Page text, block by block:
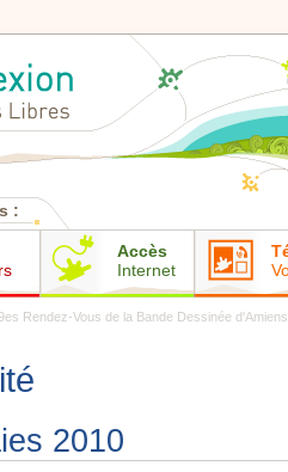
:
Accès
Internet
Rendez-Vous de la Bande Dessinée d'Amiens
2010